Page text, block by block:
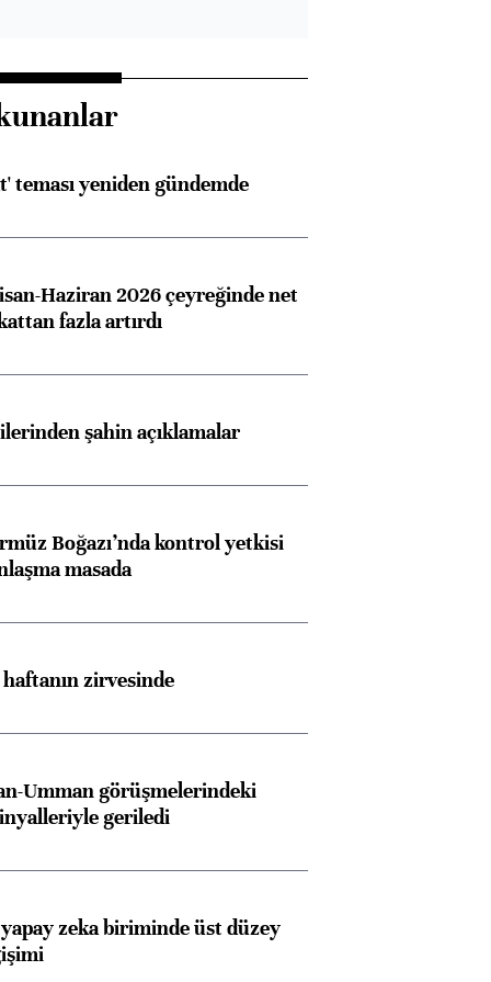
teması yeniden gündemde
Haziran 2026 çeyreğinde net
fazla artırdı
şahin açıklamalar
Boğazı’nda kontrol yetkisi
masada
zirvesinde
Umman görüşmelerindeki
geriledi
yapay zeka biriminde üst düzey